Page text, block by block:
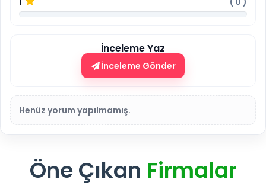
İnceleme Yaz
İnceleme Gönder
Henüz yorum yapılmamış.
Öne Çıkan Firmalar